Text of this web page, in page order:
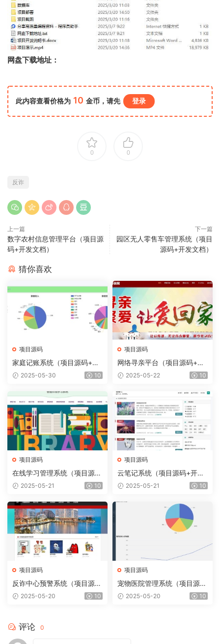
网盘下载地址：
此内容查看价格为 10 金币，请先 登录
0 0
反诈
上一篇
数字农村信息管理平台（项目源
码+开发文档）
下一篇
园区无人零售车管理系统（项目
源码+开发文档）
猜你喜欢
项目源码
家庭记账系统（项目源码+开
发文档）
2025-05-30 10
项目源码
网络寻亲平台（项目源码+开
发文档）
2025-05-22 10
项目源码
在线学习管理系统（项目源码
+开发文档）
2025-05-21 10
项目源码
云笔记系统（项目源码+开发
文档）
2025-05-21 10
项目源码
反诈中心预警系统（项目源码
+开发文档）
2025-05-20 10
项目源码
宠物医院管理系统（项目源码
+开发文档）
2025-05-20 10
评论 0